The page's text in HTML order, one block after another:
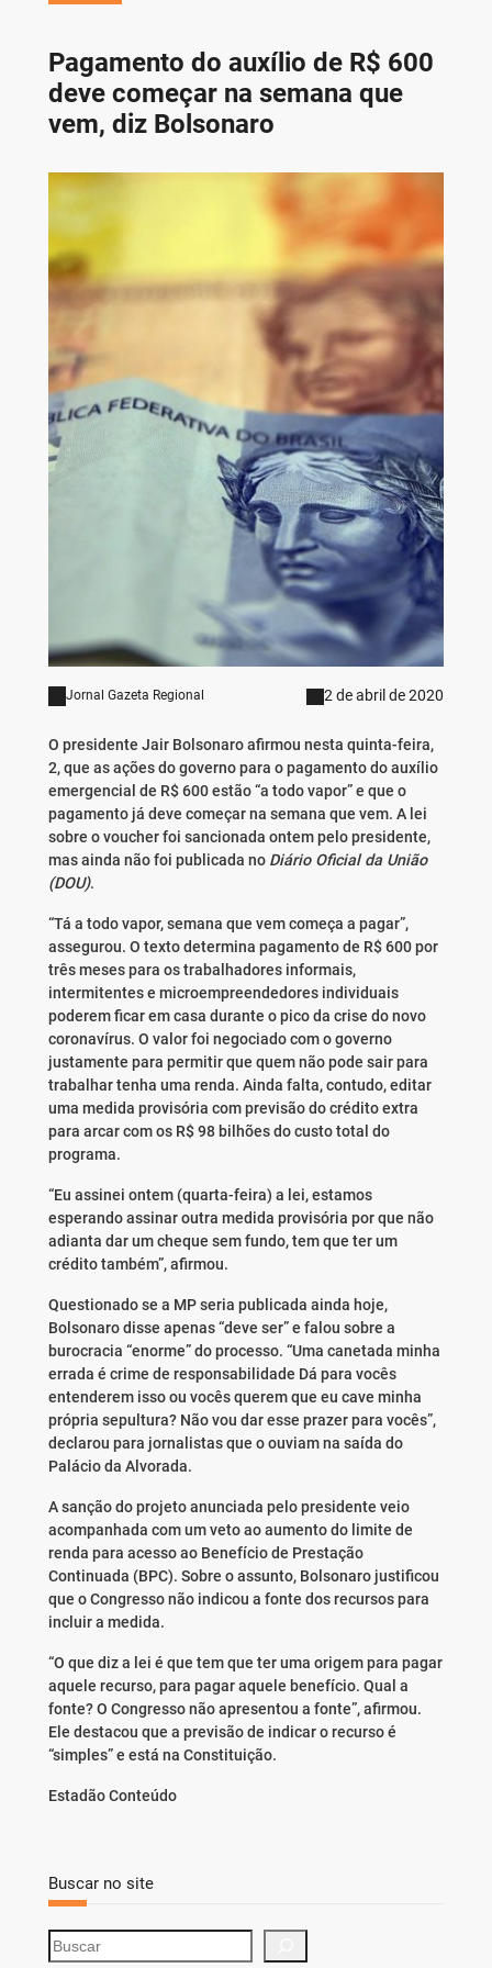
Pagamento do auxílio de R$ 600
deve começar na semana que
vem, diz Bolsonaro
Jornal Gazeta Regional 2 de abril de 2020
O presidente Jair Bolsonaro afirmou nesta quinta-feira,
2, que as ações do governo para o pagamento do auxílio
emergencial de R$ 600 estão “a todo vapor” e que o
pagamento já deve começar na semana que vem. A lei
sobre o voucher foi sancionada ontem pelo presidente,
mas ainda não foi publicada no Diário Oficial da União
(DOU).
“Tá a todo vapor, semana que vem começa a pagar”,
assegurou. O texto determina pagamento de R$ 600 por
três meses para os trabalhadores informais,
intermitentes e microempreendedores individuais
poderem ficar em casa durante o pico da crise do novo
coronavírus. O valor foi negociado com o governo
justamente para permitir que quem não pode sair para
trabalhar tenha uma renda. Ainda falta, contudo, editar
uma medida provisória com previsão do crédito extra
para arcar com os R$ 98 bilhões do custo total do
programa.
“Eu assinei ontem (quarta-feira) a lei, estamos
esperando assinar outra medida provisória por que não
adianta dar um cheque sem fundo, tem que ter um
crédito também”, afirmou.
Questionado se a MP seria publicada ainda hoje,
Bolsonaro disse apenas “deve ser” e falou sobre a
burocracia “enorme” do processo. “Uma canetada minha
errada é crime de responsabilidade Dá para vocês
entenderem isso ou vocês querem que eu cave minha
própria sepultura? Não vou dar esse prazer para vocês”,
declarou para jornalistas que o ouviam na saída do
Palácio da Alvorada.
A sanção do projeto anunciada pelo presidente veio
acompanhada com um veto ao aumento do limite de
renda para acesso ao Benefício de Prestação
Continuada (BPC). Sobre o assunto, Bolsonaro justificou
que o Congresso não indicou a fonte dos recursos para
incluir a medida.
“O que diz a lei é que tem que ter uma origem para pagar
aquele recurso, para pagar aquele benefício. Qual a
fonte? O Congresso não apresentou a fonte”, afirmou.
Ele destacou que a previsão de indicar o recurso é
“simples” e está na Constituição.
Estadão Conteúdo
Buscar no site
S
e